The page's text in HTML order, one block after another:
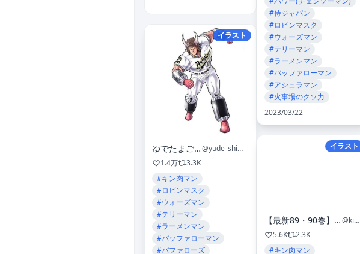
イラスト
ゆでたまご嶋田
@yude_shimada
1.4万
3.3K
#キン肉マン
#ロビンマスク
#ウォーズマン
#テリーマン
#ラーメンマン
#バッファローマン
#バファローズ
#侍ジャパン
#ロビンマスク
#ウォーズマン
#テリーマン
#ラーメンマン
#バッファローマン
#アシュラマン
#火事場のクソ力
2023/03/22
イラスト
【最新89・90巻】キン肉マン集英社漫画スタッフ【公式】
@kinnikuman_pr
5.6K
2.3K
#キン肉マン